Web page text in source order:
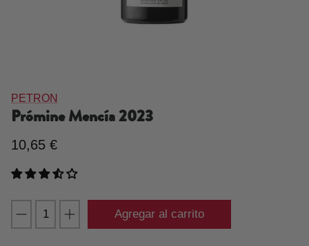
PETRON
Prómine Mencía2023
10,65 €
Agregar al carrito